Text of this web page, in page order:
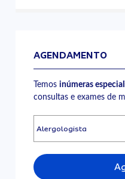
AGENDAMENTO
Temosinúmeras
consultas e exames de